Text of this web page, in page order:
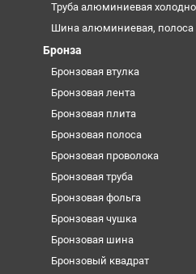
Труба алюминиевая
Шина алюминиевая, полоса
Бронза
Бронзовая втулка
Бронзовая лента
Бронзовая плита
Бронзовая полоса
Бронзовая проволока
Бронзовая труба
Бронзовая фольга
Бронзовая чушка
Бронзовая шина
Бронзовый квадрат